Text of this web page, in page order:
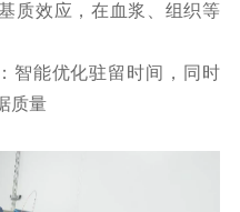
质效应，在血浆、组织等
智能优化驻留时间，同时
质量